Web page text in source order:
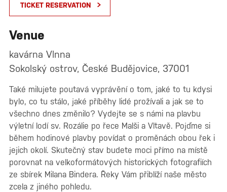
TICKET RESERVATION
Venue
kavárna Vlnna
Sokolský ostrov, České Budějovice, 37001
Také milujete poutavá vyprávění o tom, jaké to tu kdysi
bylo, co tu stálo, jaké příběhy lidé prožívali a jak se to
všechno dnes změnilo? Vydejte se s námi na plavbu
výletní lodí sv. Rozálie po řece Malši a Vltavě. Pojďme si
během hodinové plavby povídat o proměnách obou řek i
jejich okolí. Skutečný stav budete moci přímo na místě
porovnat na velkoformátových historických fotografiích
ze sbírek Milana Bindera. Řeky Vám přiblíží naše město
zcela z jiného pohledu.